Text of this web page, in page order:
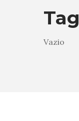
Tag
Vazio